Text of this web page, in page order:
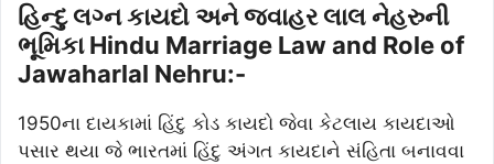
હિન્દુ લગ્ન કાયદો અને જવાહર લાલ નેહરુની
ભૂમિકા Hindu Marriage Law and Role of
Jawaharlal Nehru:-
1950ના દાયકામાં હિંદુ કોડ કાયદો જેવા કેટલાય કાયદાઓ
પસાર થયા જે ભારતમાં હિંદુ અંગત કાયદાને સંહિતા બનાવવા